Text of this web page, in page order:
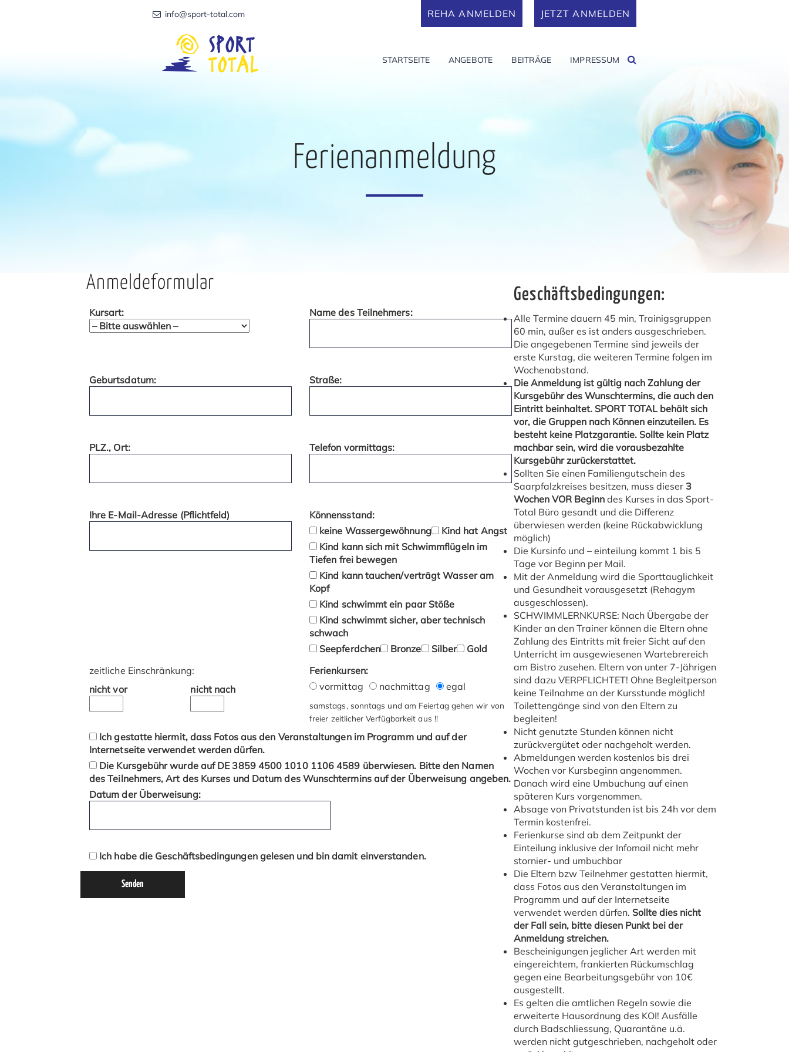
info@sport-total.com JETZT ANMELDEN
REHA ANMELDEN
STARTSEITE ANGEBOTE BEITRÄGE IMPRESSUM
Ferienanmeldung
Anmeldeformular
Kursart: Name des Teilnehmers:
Geburtsdatum: Straße:
PLZ., Ort: Telefon vormittags:
Ihre E-Mail-Adresse (Pflichtfeld)
Könnensstand:
keine Wassergewöhnung
Kind hat Angst
Kind kann sich mit Schwimmflügeln im
Tiefen frei bewegen
Kind kann tauchen/verträgt Wasser am
Kopf
Kind schwimmt ein paar Stöße
Kind schwimmt sicher, aber technisch
schwach
Seepferdchen
Bronze Silber
Gold
zeitliche Einschränkung:
nicht vor
nicht nach
Ferienkursen:
vormittag
nachmittag egal
samstags, sonntags und am Feiertag gehen wir von
freier zeitlicher Verfügbarkeit aus !!
Ich gestatte hiermit, dass Fotos aus den Veranstaltungen im Programm und auf der
Internetseite verwendet werden dürfen.
Die Kursgebühr wurde auf DE 3859 4500 1010 1106 4589 überwiesen. Bitte den Namen
des Teilnehmers, Art des Kurses und Datum des Wunschtermins auf der Überweisung angeben.
Datum der Überweisung:
Ich habe die Geschäftsbedingungen gelesen und bin damit einverstanden.
Geschäftsbedingungen:
Alle Termine dauern 45 min, Trainigsgruppen
60 min, außer es ist anders ausgeschrieben.
Die angegebenen Termine sind jeweils der
erste Kurstag, die weiteren Termine folgen im
Wochenabstand.
Die Anmeldung ist gültig nach Zahlung der
Kursgebühr des Wunschtermins, die auch den
Eintritt beinhaltet. SPORT TOTAL behält sich
vor, die Gruppen nach Können einzuteilen. Es
besteht keine Platzgarantie. Sollte kein Platz
machbar sein, wird die vorausbezahlte
Kursgebühr zurückerstattet.
Sollten Sie einen Familiengutschein des
Saarpfalzkreises besitzen, muss dieser 3
Wochen VOR Beginndes Kurses in das Sport-
Total Büro gesandt und die Differenz
überwiesen werden (keine Rückabwicklung
möglich)
Die Kursinfo und – einteilung kommt 1 bis 5
Tage vor Beginn per Mail.
Mit der Anmeldung wird die Sporttauglichkeit
und Gesundheit vorausgesetzt (Rehagym
ausgeschlossen).
SCHWIMMLERNKURSE: Nach Übergabe der
Kinder an den Trainer können die Eltern ohne
Zahlung des Eintritts mit freier Sicht auf den
Unterricht im ausgewiesenen Wartebrereich
am Bistro zusehen. Eltern von unter 7-Jährigen
sind dazu VERPFLICHTET! Ohne Begleitperson
keine Teilnahme an der Kursstunde möglich!
Toilettengänge sind von den Eltern zu
begleiten!
Nicht genutzte Stunden können nicht
zurückvergütet oder nachgeholt werden.
Abmeldungen werden kostenlos bis drei
Wochen vor Kursbeginn angenommen.
Danach wird eine Umbuchung auf einen
späteren Kurs vorgenommen.
Absage von Privatstunden ist bis 24h vor dem
Termin kostenfrei.
Ferienkurse sind ab dem Zeitpunkt der
Einteilung inklusive der Infomail nicht mehr
stornier- und umbuchbar
Die Eltern bzw Teilnehmer gestatten hiermit,
dass Fotos aus den Veranstaltungen im
Programm und auf der Internetseite
verwendet werden dürfen. Sollte dies nicht
der Fall sein, bitte diesen Punkt bei der
Anmeldung streichen.
Bescheinigungen jeglicher Art werden mit
eingereichtem, frankierten Rückumschlag
gegen eine Bearbeitungsgebühr von 10€
ausgestellt.
Es gelten die amtlichen Regeln sowie die
erweiterte Hausordnung des KOI! Ausfälle
durch Badschliessung, Quarantäne u.ä.
werden nicht gutgeschrieben, nachgeholt oder